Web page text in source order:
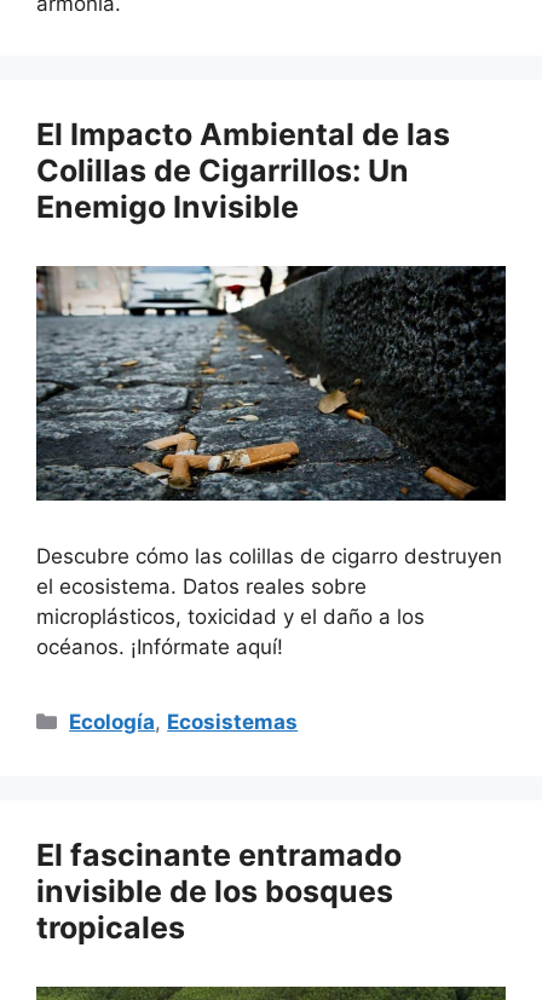
El Impacto Ambiental de las
Colillas de Cigarrillos: Un
Enemigo Invisible
Descubre cómo las colillas de cigarro destruyen
el ecosistema. Datos reales sobre
microplásticos, toxicidad y el daño a los
océanos. ¡Infórmate aquí!
Categorías
Ecología, Ecosistemas
El fascinante entramado
invisible de los bosques
tropicales